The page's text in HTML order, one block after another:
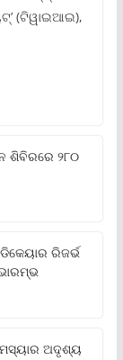
(ଟିୱାଇଆଇ),
ଶିବିରରେ ୨୮୦
ରିଜର୍ଭ
ଅଦୃଶ୍ୟ